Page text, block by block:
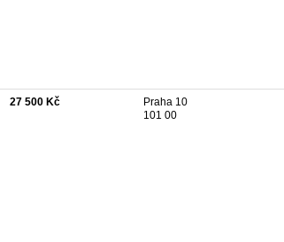
27 500 Kč
Praha 10
101 00